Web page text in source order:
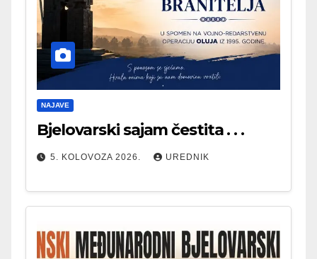
NAJAVE
Bjelovarski sajam čestita . . .
5. KOLOVOZA 2026. UREDNIK